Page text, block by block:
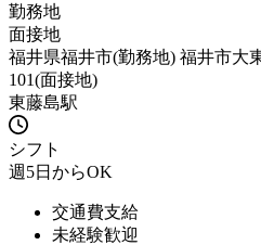
勤務地
面接地
福井県福井市(勤務地) 福井市大
101(面接地)
東藤島駅
シフト
週5日からOK
交通費支給
未経験歓迎